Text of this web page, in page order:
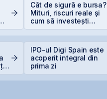
Cât de sigură e bursa?
Mituri, riscuri reale și
cum să investești
inteligent
IPO-ul Digi Spain este
acoperit integral din
prima zi